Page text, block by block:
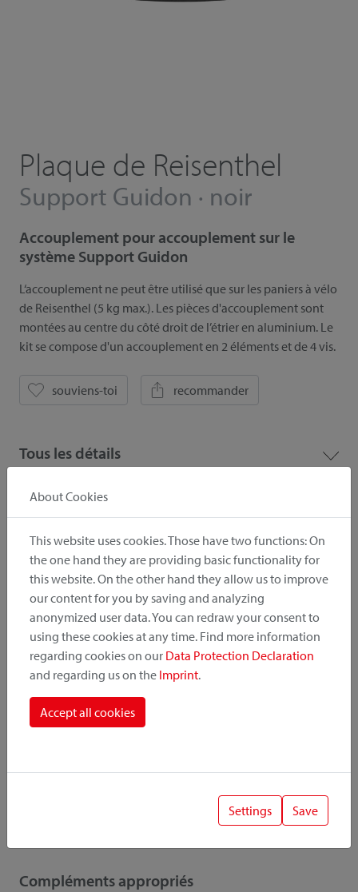
Downloads
Instruction Photos
Catalogue Liste de prix
! Wichtig
Lors de la combinaison d'accessoires et d'adaptateurs, la
Plaque de Reisenthel
Support Guidon · noir
Accouplement pour accouplement sur le
système Support Guidon
L‘accouplement ne peut être utilisé que sur les paniers à vélo
de Reisenthel (5 kg max.). Les pièces d'accouplement sont
montées au centre du côté droit de l’étrier en aluminium. Le
kit se compose d'un accouplement en 2 éléments et de 4 vis.
souviens-toi recommander
Tous les détails
Compléments appropriés
About Cookies
This website uses cookies. Those have two functions: On
the one hand they are providing basic functionality for
this website. On the other hand they allow us to improve
our content for you by saving and analyzing
anonymized user data. You can redraw your consent to
using these cookies at any time. Find more information
regarding cookies on our Data Protection Declaration
and regarding us on the Imprint.
Accept all cookies
Settings Save